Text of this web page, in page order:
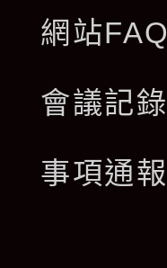
網站FAQ
會議記錄
事項通報